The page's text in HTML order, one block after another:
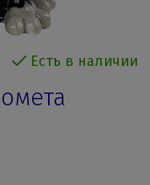
Есть в наличии